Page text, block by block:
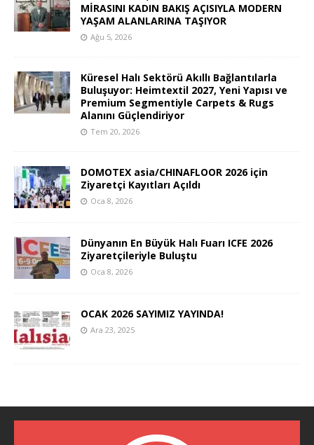
MİRASINI KADIN BAKIŞ AÇISIYLA MODERN
YAŞAM ALANLARINA TAŞIYOR
Ağu 5, 2026
Küresel Halı Sektörü Akıllı Bağlantılarla
Buluşuyor: Heimtextil 2027, Yeni Yapısı ve
Premium Segmentiyle Carpets & Rugs
Alanını Güçlendiriyor
Tem 20, 2026
DOMOTEX asia/CHINAFLOOR 2026 için
Ziyaretçi Kayıtları Açıldı
Oca 8, 2026
Dünyanın En Büyük Halı Fuarı ICFE 2026
Ziyaretçileriyle Buluştu
Oca 8, 2026
OCAK 2026 SAYIMIZ YAYINDA!
Ara 23, 2025